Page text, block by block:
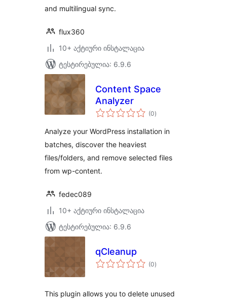
and multilingual sync.
flux360
10+ აქტიური ინსტალაცია
ტესტირებულია: 6.9.6
Content Space
Analyzer
(0საერთო
რეიტინგი
)
Analyze your WordPress installation in
batches, discover the heaviest
files/folders, and remove selected files
from wp-content.
fedec089
10+ აქტიური ინსტალაცია
ტესტირებულია: 6.9.6
qCleanup
(0საერთო
რეიტინგი
)
This plugin allows you to delete unused